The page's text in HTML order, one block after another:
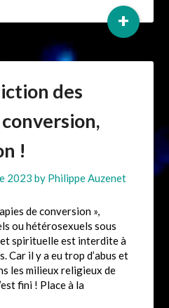
+
des
!
2023 by Philippe Auzenet
de conversion »,
ou hétérosexuels sous
spirituelle est interdite à
Car il y a eu trop d’abus et
les milieux religieux de
fini ! Place à la